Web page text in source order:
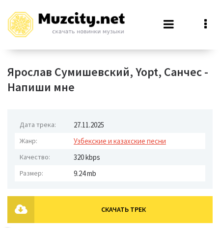
Ярослав Сумишевский, Yopt, Санчес -
Напиши мне
Дата трека: 27.11.2025
Жанр: Узбекские и казахские песни
Качество: 320 kbps
Размер: 9.24 mb
СКАЧАТЬ ТРЕК